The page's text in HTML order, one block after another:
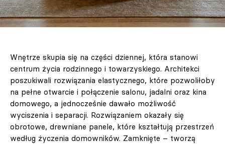
Wnętrze skupia się na części dziennej, która stanowi
centrum życia rodzinnego i towarzyskiego. Architekci
poszukiwali rozwiązania elastycznego, które pozwoliłoby
na pełne otwarcie i połączenie salonu, jadalni oraz kina
domowego, a jednocześnie dawało możliwość
wyciszenia i separacji. Rozwiązaniem okazały się
obrotowe, drewniane panele, które kształtują przestrzeń
według życzenia domowników. Zamknięte – tworzą